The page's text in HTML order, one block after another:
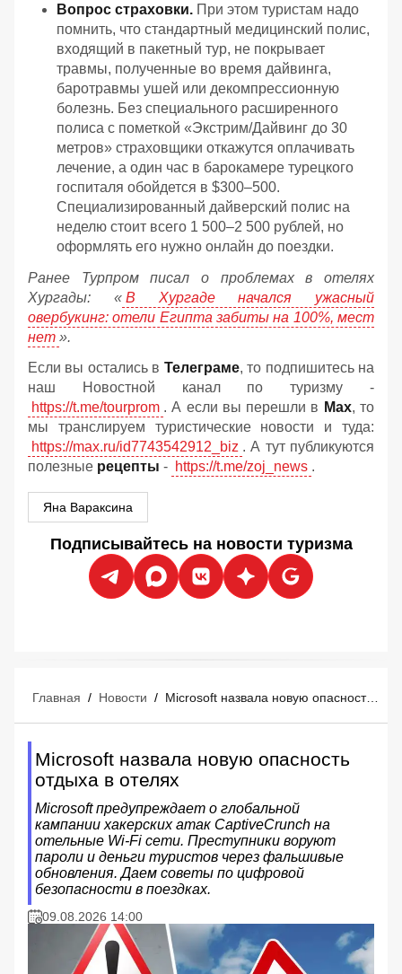
Вопрос страховки. При этом туристам надо
помнить, что стандартный медицинский полис,
входящий в пакетный тур, не покрывает
травмы, полученные во время дайвинга,
баротравмы ушей или декомпрессионную
болезнь. Без специального расширенного
полиса с пометкой «Экстрим/Дайвинг до 30
метров» страховщики откажутся оплачивать
лечение, а один час в барокамере турецкого
госпиталя обойдется в $300–500.
Специализированный дайверский полис на
неделю стоит всего 1 500–2 500 рублей, но
оформлять его нужно онлайн до поездки.
Ранее Турпром писал о проблемах в отелях
Хургады: « В Хургаде начался ужасный
овербукинг: отели Египта забиты на 100%, мест
нет ».
Если вы остались в Телеграме, то подпишитесь на
наш Новостной канал по туризму -
https://t.me/tourprom . А если вы перешли в Мах, то
мы транслируем туристические новости и туда:
https://max.ru/id7743542912_biz . А тут публикуются
полезные рецепты - https://t.me/zoj_news .
Яна Вараксина
Подписывайтесь на новости туризма
Главная / Новости / Microsoft назвала новую опасность отдыха в отелях
Microsoft назвала новую опасность
отдыха в отелях
Microsoft предупреждает о глобальной
кампании хакерских атак CaptiveCrunch на
отельные Wi-Fi сети. Преступники воруют
пароли и деньги туристов через фальшивые
обновления. Даем советы по цифровой
безопасности в поездках.
09.08.2026 14:00